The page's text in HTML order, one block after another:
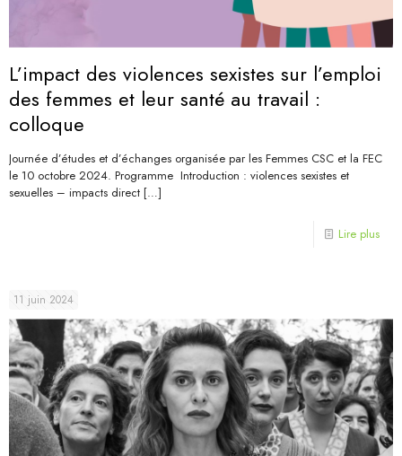
L’impact des violences sexistes sur l’emploi
des femmes et leur santé au travail :
colloque
Journée d’études et d’échanges organisée par les Femmes CSC et la FEC
le 10 octobre 2024. Programme Introduction : violences sexistes et
sexuelles – impacts direct […]
Lire plus
11 juin 2024